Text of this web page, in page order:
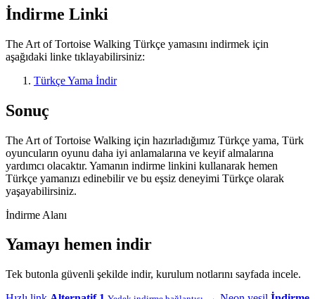
İndirme Linki
The Art of Tortoise Walking Türkçe yamasını indirmek için
aşağıdaki linke tıklayabilirsiniz:
Türkçe Yama İndir
Sonuç
The Art of Tortoise Walking için hazırladığımız Türkçe yama, Türk
oyuncuların oyunu daha iyi anlamalarına ve keyif almalarına
yardımcı olacaktır. Yamanın indirme linkini kullanarak hemen
Türkçe yamanızı edinebilir ve bu eşsiz deneyimi Türkçe olarak
yaşayabilirsiniz.
İndirme Alanı
Yamayı hemen indir
Tek butonla güvenli şekilde indir, kurulum notlarını sayfada incele.